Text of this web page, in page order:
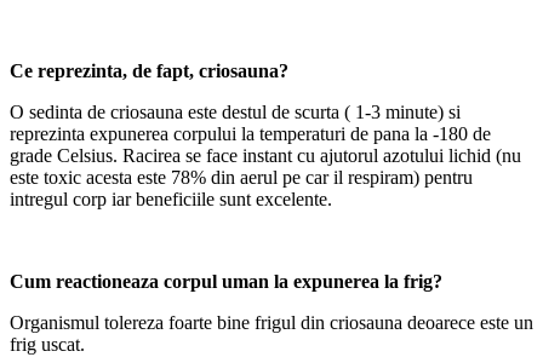
Ce reprezinta, de fapt, criosauna?
O sedinta de criosauna este destul de scurta ( 1-3 minute) si
reprezinta expunerea corpului la temperaturi de pana la -180 de
grade Celsius. Racirea se face instant cu ajutorul azotului lichid (nu
este toxic acesta este 78% din aerul pe car il respiram) pentru
intregul corp iar beneficiile sunt excelente.
Cum reactioneaza corpul uman la expunerea la frig?
Organismul tolereza foarte bine frigul din criosauna deoarece este un
frig uscat.